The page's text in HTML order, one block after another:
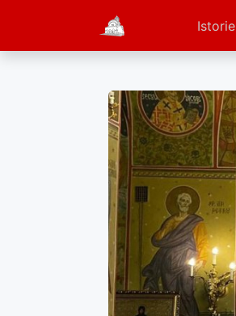
Istorie